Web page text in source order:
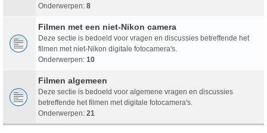
Onderwerpen: 8
Filmen met een niet-Nikon camera
Deze sectie is bedoeld voor vragen en discussies betreffende het
filmen met niet-Nikon digitale fotocamera's.
Onderwerpen: 10
Filmen algemeen
Deze sectie is bedoeld voor algemene vragen en discussies
betreffende het filmen met digitale fotocamera's.
Onderwerpen: 21